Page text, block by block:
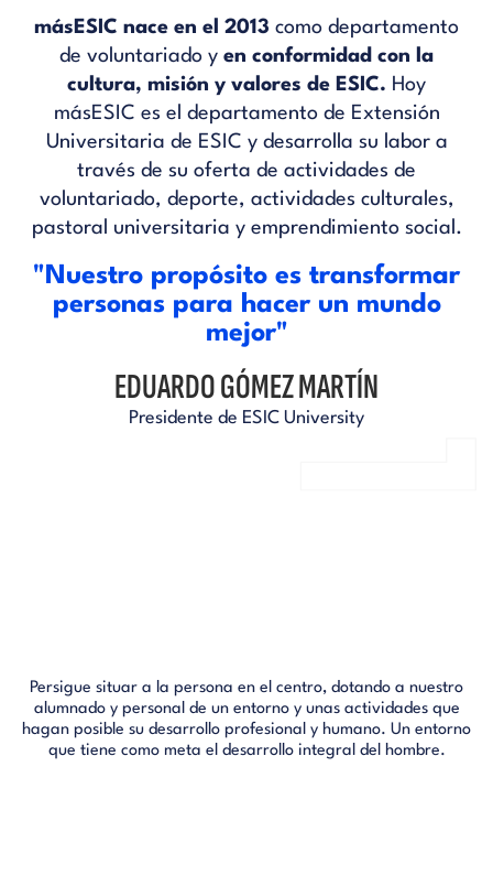
másESIC nace en el 2013 como departamento
de voluntariado y en conformidad con la
cultura, misión y valores de ESIC. Hoy
másESIC es el departamento de Extensión
Universitaria de ESIC y desarrolla su labor a
través de su oferta de actividades de
voluntariado, deporte, actividades culturales,
pastoral universitaria y emprendimiento social.
"Nuestro propósito es transformar
personas para hacer un mundo
mejor"
EDUARDO GÓMEZ MARTÍN
Presidente de ESIC University
Persigue situar a la persona en el centro, dotando a nuestro
alumnado y personal de un entorno y unas actividades que
hagan posible su desarrollo profesional y humano. Un entorno
que tiene como meta el desarrollo integral del hombre.